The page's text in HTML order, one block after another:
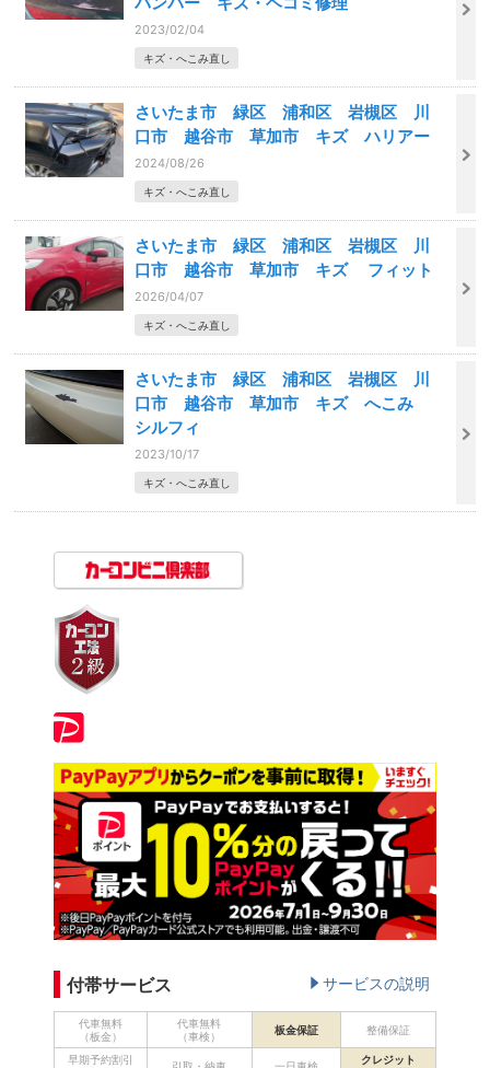
2023/02/04
キズ・へこみ直し
さいたま市 緑区 浦和区 岩槻区 川
口市 越谷市 草加市 キズ ハリアー
2024/08/26
キズ・へこみ直し
さいたま市 緑区 浦和区 岩槻区 川
口市 越谷市 草加市 キズ フィット
2026/04/07
キズ・へこみ直し
さいたま市 緑区 浦和区 岩槻区 川
口市 越谷市 草加市 キズ へこみ
シルフィ
2023/10/17
キズ・へこみ直し
付帯サービス サービスの説明
代車無料
（板金）
代車無料
（車検）
板金保証 整備保証
早期予約割引
クレジット